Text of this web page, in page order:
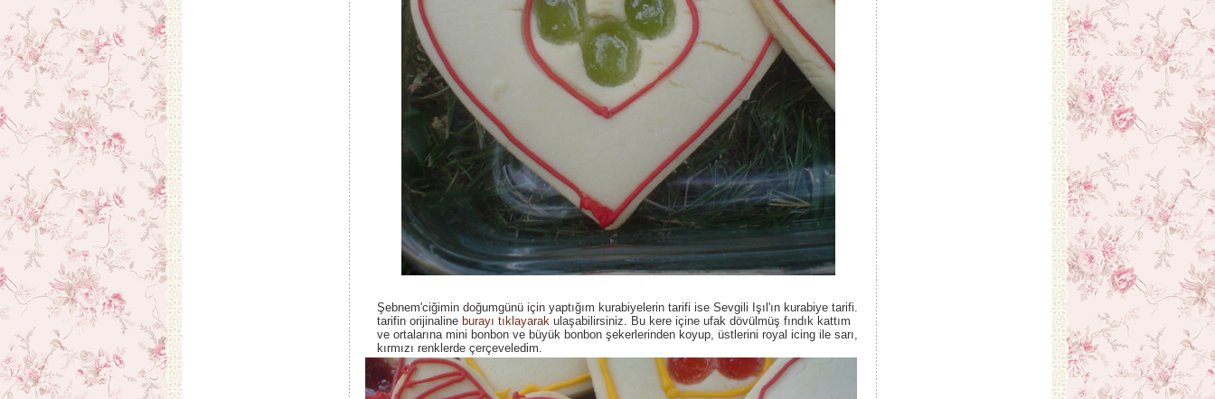
Şebnem'ciğimin doğumgünü için yaptığım kurabiyelerin tarifi ise Sevgili Işıl'ın kurabiye tarifi.
tarifin orijinaline burayı tıklayarak ulaşabilirsiniz. Bu kere içine ufak dövülmüş fındık kattım
ve ortalarına mini bonbon ve büyük bonbon şekerlerinden koyup, üstlerini royal icing ile sarı,
kırmızı renklerde çerçeveledim.